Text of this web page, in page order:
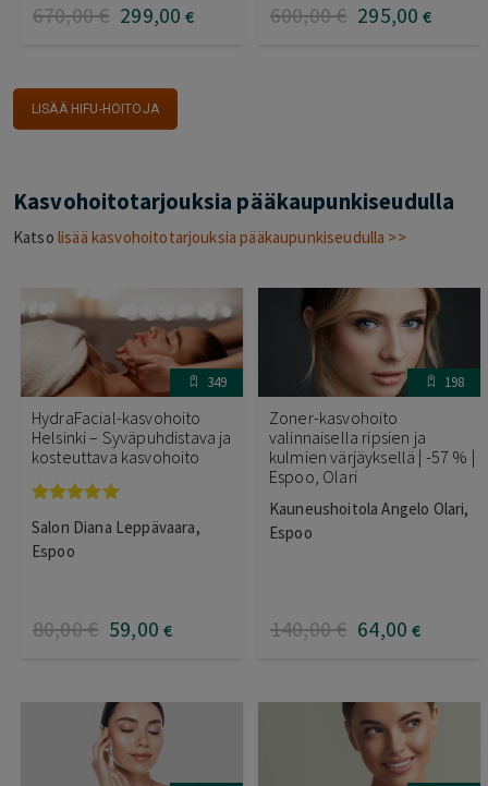
670,00€ 299,00 € 600,00€ 295,00 €
LISÄÄ HIFU-HOITOJA
Kasvohoitotarjouksia pääkaupunkiseudulla
Katso lisää kasvohoitotarjouksia pääkaupunkiseudulla >>
349
HydraFacial-kasvohoito
Helsinki – Syväpuhdistava ja
kosteuttava kasvohoito
tuotteesta:
5.00/ 5
Salon Diana Leppävaara,
Espoo
80,00€ 59,00 €
198
Zoner-kasvohoito
valinnaisella ripsien ja
kulmien värjäyksellä | -57 % |
Espoo, Olari
Kauneushoitola Angelo Olari,
Espoo
140,00€ 64,00 €